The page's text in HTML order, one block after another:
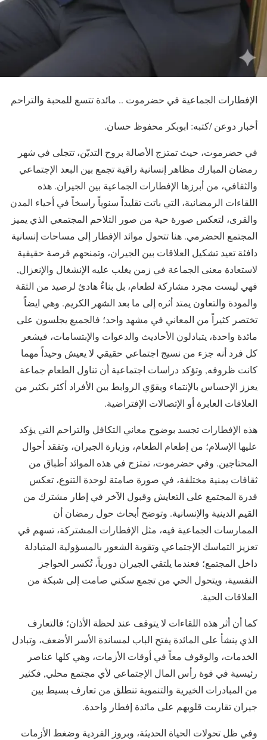
الإفطارات الجماعية في حضرموت .. مائدة تتسع للمحبة والتراحم
أخبار دوعن /كتبه: ابوبكر محفوظ حسان.
في حضرموت، حيث تمتزج الأصالة بروح التديّن، تتجلى في شهر
رمضان المبارك مظاهر إنسانية راقية تجمع بين البعد الإجتماعي
والثقافي، من أبرزها الإفطارات الجماعية بين الجيران. هذه
اللقاءات الرمضانية، التي باتت تقليداً سنوياً راسخاً في أحياء المدن
والقرى، لتعكس صورة حية من صور التلاحم المجتمعي الذي يميز
المجتمع الحضرمي. هنا تتحول موائد الإفطار إلى مساحات إنسانية
دافئة تعيد تشكيل العلاقات بين الجيران، وتمنحهم فرصة حقيقية
لاستعادة معنى الجماعة في زمن يغلب عليه الإنشغال والإنعزال,
فهي ليست مجرد مشاركة لطعام، بل بناءٌ هادئ لرصيد من الثقة
والمودة والتعاون يمتد أثره إلى ما بعد الشهر الكريم. وهي ايضاً
تختصر كثيراً من المعاني في مشهد واحد؛ فالجميع يجلسون على
مائدة واحدة، يتبادلون الأحاديث والدعوات والإبتسامات، فيشعر
كل فرد أنه جزء من نسيج اجتماعي حقيقي لا يعيش وحيداً مهما
كانت ظروفه, وتؤكد دراسات اجتماعية أن تناول الطعام جماعة
يعزز الإحساس بالإنتماء ويقوّي الروابط بين الأفراد أكثر بكثير من
العلاقات العابرة أو الإتصالات الإفتراضية.
هذه الإفطارات تجسد بوضوح معاني التكافل والتراحم التي يؤكد
عليها الإسلام؛ من إطعام الطعام، وزيارة الجيران، وتفقد أحوال
المحتاجين. وفي حضرموت، تمتزج في هذه الموائد أطباق من
ثقافات يمنية مختلفة، في صورة صامتة لوحدة التنوع، تعكس
قدرة المجتمع على التعايش وقبول الآخر في إطار مشترك من
القيم الدينية والإنسانية. وتوضح أبحاث حول رمضان أن
الممارسات الجماعية فيه، مثل الإفطارات المشتركة، تسهم في
تعزيز التماسك الإجتماعي وتقوية الشعور بالمسؤولية المتبادلة
داخل المجتمع؛ فعندما يلتقي الجيران دورياً، تُكسر الحواجز
النفسية، ويتحول الحي من تجمع سكني صامت إلى شبكة من
العلاقات الحية.
كما أن أثر هذه اللقاءات لا يتوقف عند لحظة الأذان؛ فالتعارف
الذي ينشأ على المائدة يفتح الباب لمساندة الأسر الأضعف، وتبادل
الخدمات، والوقوف معاً في أوقات الأزمات، وهي كلها عناصر
رئيسية في قوة رأس المال الإجتماعي لأي مجتمع محلي, فكثير
من المبادرات الخيرية والتنموية تنطلق من تعارف بسيط بين
جيران تقاربت قلوبهم على مائدة إفطار واحدة.
وفي ظل تحولات الحياة الحديثة، وبروز الفردية وضغط الأزمات